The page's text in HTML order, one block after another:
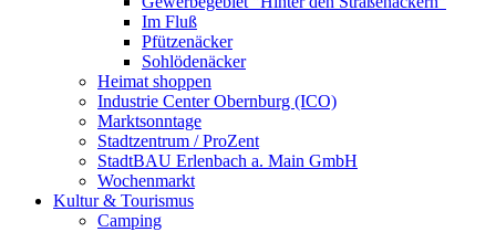
Im Fluß
Pfützenäcker
Sohlödenäcker
Heimat shoppen
Industrie Center Obernburg (ICO)
Marktsonntage
Stadtzentrum / ProZent
StadtBAU Erlenbach a. Main GmbH
Wochenmarkt
Kultur & Tourismus
Camping